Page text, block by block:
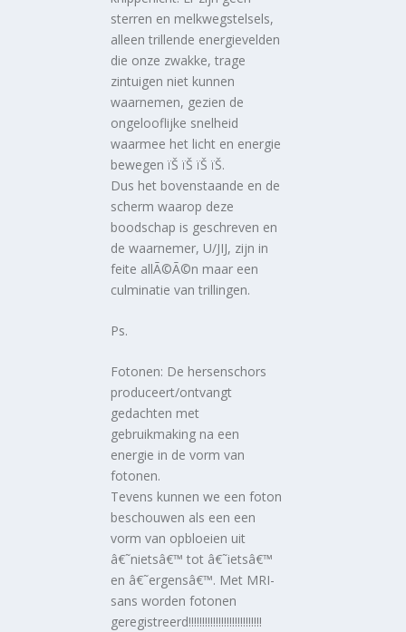
sterren en melkwegstelsels,
alleen trillende energievelden
die onze zwakke, trage
zintuigen niet kunnen
waarnemen, gezien de
ongelooflijke snelheid
waarmee het licht en energie
bewegen ïŠ ïŠ ïŠ ïŠ.
Dus het bovenstaande en de
scherm waarop deze
boodschap is geschreven en
de waarnemer, U/JIJ, zijn in
feite allÃ©Ã©n maar een
culminatie van trillingen.
Ps.
Fotonen: De hersenschors
produceert/ontvangt
gedachten met
gebruikmaking na een
energie in de vorm van
fotonen.
Tevens kunnen we een foton
beschouwen als een een
vorm van opbloeien uit
â€˜nietsâ€™ tot â€˜ietsâ€™
en â€˜ergensâ€™. Met MRI-
sans worden fotonen
geregistreerd!!!!!!!!!!!!!!!!!!!!!!!!!!!